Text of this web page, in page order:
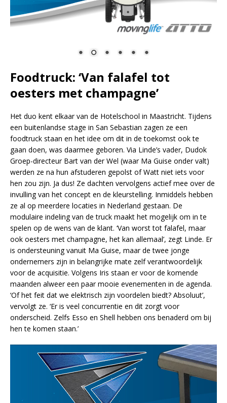
Foodtruck: ‘Van falafel tot
oesters met champagne’
Het duo kent elkaar van de Hotelschool in Maastricht. Tijdens
een buitenlandse stage in San Sebastian zagen ze een
foodtruck staan en het idee om dit in de toekomst ook te
gaan doen, was daarmee geboren. Via Linde’s vader, Dudok
Groep-directeur Bart van der Wel (waar Ma Guise onder valt)
werden ze na hun afstuderen gepolst of Watt niet iets voor
hen zou zijn. Ja dus! Ze dachten vervolgens actief mee over de
invulling van het concept en de kleurstelling. Inmiddels hebben
ze al op meerdere locaties in Nederland gestaan. De
modulaire indeling van de truck maakt het mogelijk om in te
spelen op de wens van de klant. ‘Van worst tot falafel, maar
ook oesters met champagne, het kan allemaal’, zegt Linde. Er
is ondersteuning vanuit Ma Guise, maar de twee jonge
ondernemers zijn in belangrijke mate zelf verantwoordelijk
voor de acquisitie. Volgens Iris staan er voor de komende
maanden alweer een paar mooie evenementen in de agenda.
‘Of het feit dat we elektrisch zijn voordelen biedt? Absoluut’,
vervolgt ze. ‘Er is veel concurrentie en dit zorgt voor
onderscheid. Zelfs Esso en Shell hebben ons benaderd om bij
hen te komen staan.’